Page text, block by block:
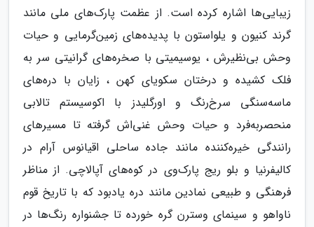
زیبایی‌ها اشاره کرده است. از عظمت پارک‌های ملی مانند
گرند کنیون و یلواستون با پدیده‌های زمین‌گرمایی و حیات
وحش بی‌نظیرش ، یوسیمیتی با صخره‌های گرانیتی سر به
فلک کشیده و درختان سکویای کهن ، زایان با دره‌های
ماسه‌سنگی سرخ‌رنگ و اورگلیدز با اکوسیستم تالابی
منحصربه‌فرد و حیات وحش غنی‌اش گرفته تا مسیرهای
رانندگی خیره‌کننده مانند جاده ساحلی اقیانوس آرام در
کالیفرنیا و بلو ریج پارک‌وی در کوه‌های آپالاچی. از مناظر
فرهنگی و طبیعی نمادین مانند دره یادبود که با تاریخ قوم
ناواهو و سینمای وسترن گره خورده تا جشنواره رنگ‌ها در